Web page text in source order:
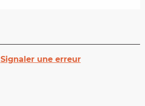
Signaler une erreur